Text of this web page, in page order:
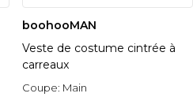
boohooMAN
Veste de costume cintrée à
carreaux
Coupe: Main